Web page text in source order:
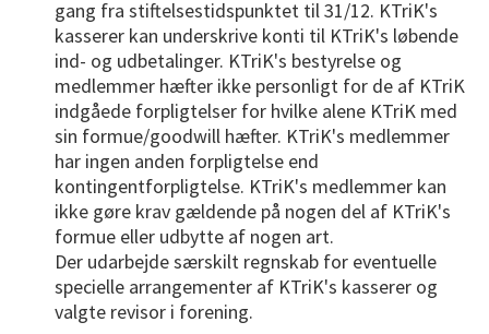
gang fra stiftelsestidspunktet til 31/12. KTriK's
kasserer kan underskrive konti til KTriK's løbende
ind- og udbetalinger. KTriK's bestyrelse og
medlemmer hæfter ikke personligt for de af KTriK
indgåede forpligtelser for hvilke alene KTriK med
sin formue/goodwill hæfter. KTriK's medlemmer
har ingen anden forpligtelse end
kontingentforpligtelse. KTriK's medlemmer kan
ikke gøre krav gældende på nogen del af KTriK's
formue eller udbytte af nogen art.
Der udarbejde særskilt regnskab for eventuelle
specielle arrangementer af KTriK's kasserer og
valgte revisor i forening.